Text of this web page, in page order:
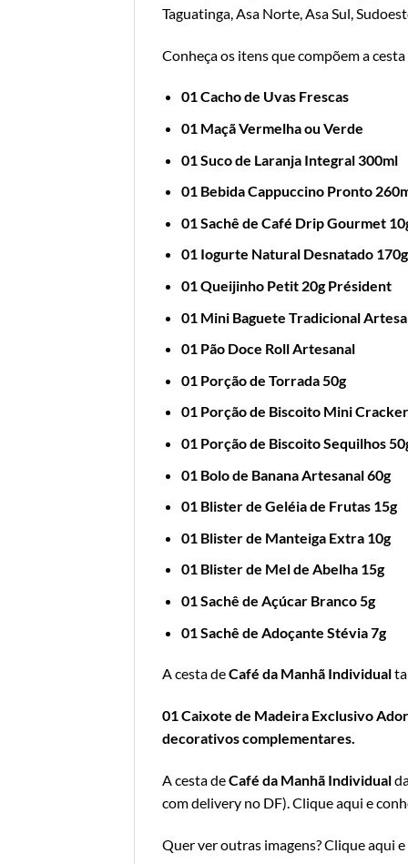
Taguatinga, Asa Norte, Asa Sul,
Conheça os itens que compõem a cesta
01 Cacho de Uvas Frescas
01 Maçã Vermelha ou Verde
01 Suco de Laranja Integral 300ml
01 Bebida Cappuccino Pronto
01 Sachê de Café Drip Gourmet
01 Iogurte Natural Desnatado 170g
01 Queijinho Petit 20g Président
01 Mini Baguete Tradicional
01 Pão Doce Roll Artesanal
01 Porção de Torrada 50g
01 Porção de Biscoito Mini
01 Porção de Biscoito Sequilhos
01 Bolo de Banana Artesanal 60g
01 Blister de Geléia de Frutas 15g
01 Blister de Manteiga Extra 10g
01 Blister de Mel de Abelha 15g
01 Sachê de Açúcar Branco 5g
01 Sachê de Adoçante Stévia 7g
A cesta deCafé da Manhã Individual
01 Caixote de Madeira Exclusivo
decorativos complementares.
A cesta deCafé da Manhã Individual
com delivery no DF).Clique aqui e
Quer ver outras imagens?Clique aqui